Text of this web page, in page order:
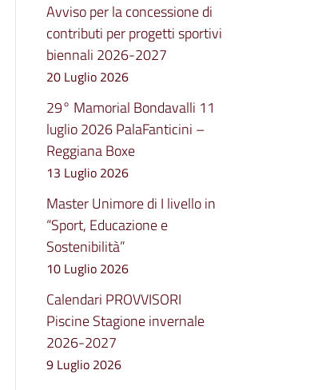
Avviso per la concessione di
contributi per progetti sportivi
biennali 2026-2027
20 Luglio 2026
29° Mamorial Bondavalli 11
luglio 2026 PalaFanticini –
Reggiana Boxe
13 Luglio 2026
Master Unimore di I livello in
“Sport, Educazione e
Sostenibilità”
10 Luglio 2026
Calendari PROVVISORI
Piscine Stagione invernale
2026-2027
9 Luglio 2026